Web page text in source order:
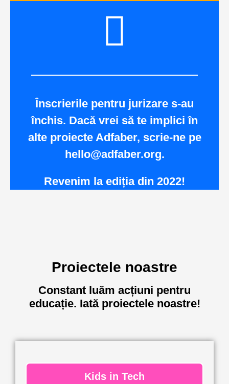
Înscrierile pentru jurizare s-au
închis. Dacă vrei să te implici în
alte proiecte Adfaber, scrie-ne pe
hello@adfaber.org.
Revenim la ediția din 2022!
Proiectele noastre
Constant luăm acțiuni pentru
educație. Iată proiectele noastre!
Kids in Tech